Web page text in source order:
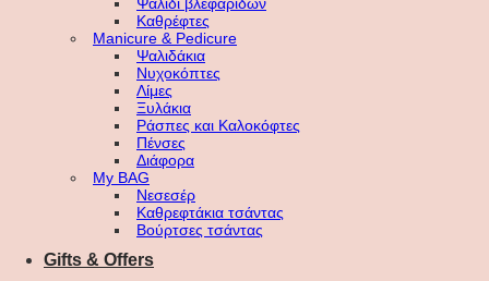
Καθρέφτες
Manicure & Pedicure
Ψαλιδάκια
Νυχοκόπτες
Λίμες
Ξυλάκια
Ράσπες και Καλοκόφτες
Πένσες
Διάφορα
My BAG
Νεσεσέρ
Καθρεφτάκια τσάντας
Βούρτσες τσάντας
Gifts & Offers